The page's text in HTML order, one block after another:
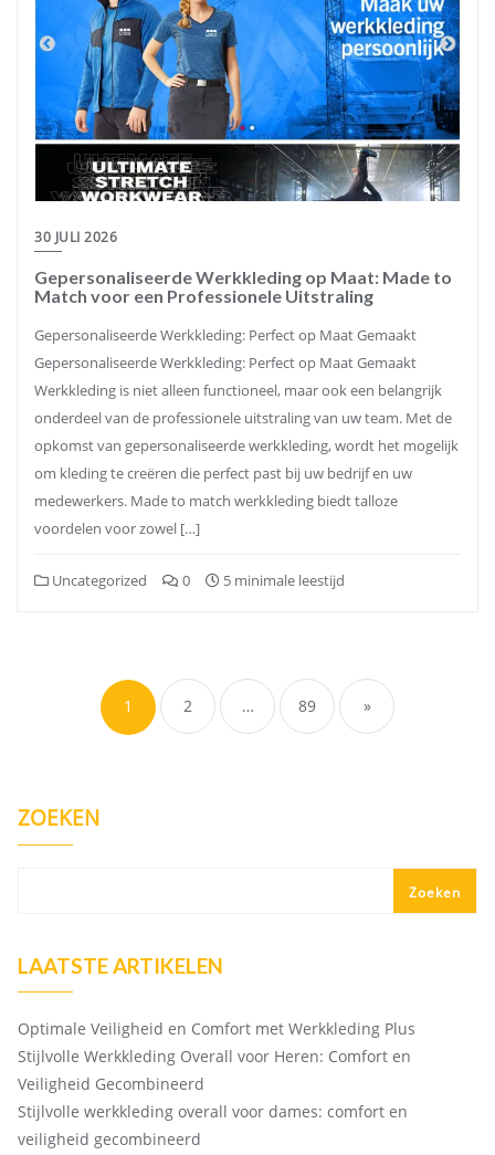
30 JULI 2026
Gepersonaliseerde Werkkleding op Maat: Made to
Match voor een Professionele Uitstraling
Gepersonaliseerde Werkkleding: Perfect op Maat Gemaakt
Gepersonaliseerde Werkkleding: Perfect op Maat Gemaakt
Werkkleding is niet alleen functioneel, maar ook een belangrijk
onderdeel van de professionele uitstraling van uw team. Met de
opkomst van gepersonaliseerde werkkleding, wordt het mogelijk
om kleding te creëren die perfect past bij uw bedrijf en uw
medewerkers. Made to match werkkleding biedt talloze
voordelen voor zowel […]
Uncategorized 0 5 minimale leestijd
paginering
1 2 … 89 »
ZOEKEN
Zoeken
LAATSTE ARTIKELEN
Optimale Veiligheid en Comfort met Werkkleding Plus
Stijlvolle Werkkleding Overall voor Heren: Comfort en
Veiligheid Gecombineerd
Stijlvolle werkkleding overall voor dames: comfort en
veiligheid gecombineerd